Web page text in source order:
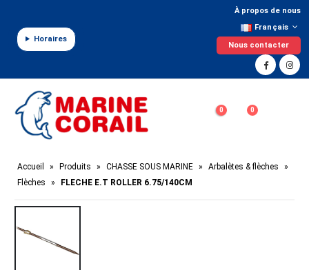
Horaires
À propos de nous
Français
Nous contacter
0 0
Accueil » Produits » CHASSE SOUS MARINE » Arbalètes & flèches
»
Flèches
» FLECHE E.T ROLLER 6.75/140CM